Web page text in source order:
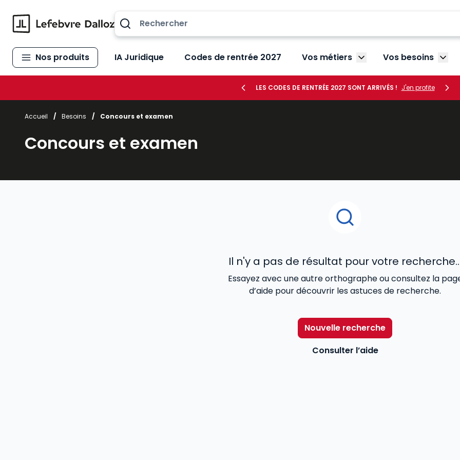
Nos produits IA Juridique Codes de rentrée 2027 Vos métiers Afficher le sous-menu
Vos besoins
LES CODES DE RENTRÉE 2027 SONT ARRIVÉS ! J'en profite
Accueil / Besoins / Concours et examen
Concours et examen
Il n'y a pas de résultat pour votre
Essayez avec une autre orthographe ou consultez la
d’aide pour découvrir les astuces de recherche.
Nouvelle recherche
Consulter l’aide